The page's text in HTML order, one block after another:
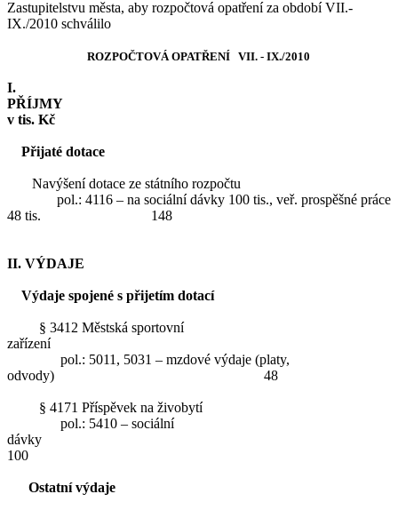
Zastupitelstvu města, aby rozpočtová opatření za období VII.-
IX./2010 schválilo
ROZPOČTOVÁ OPATŘENÍ VII. - IX./2010
I.
v tis. Kč
Přijaté dotace
Navýšení dotace ze státního rozpočtu
pol.: 4116 – na sociální dávky 100 tis., veř. prospěšné práce
48 tis. 148
II. VÝDAJE
Výdaje spojené s přijetím dotací
§ 3412 Městská sportovní
zařízení
pol.: 5011, 5031 – mzdové výdaje (platy,
odvody) 48
§ 4171 Příspěvek na živobytí
pol.: 5410 – sociální
dávky
100
Ostatní výdaje